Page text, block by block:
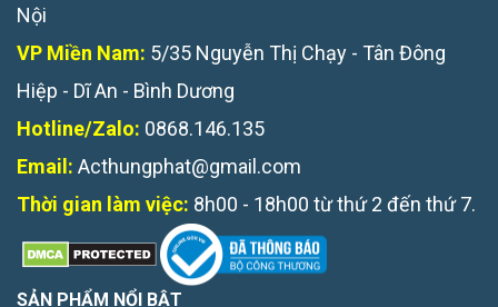
Nội
VP Miền Nam: 5/35 Nguyễn Thị Chạy - Tân Đông
Hiệp - Dĩ An - Bình Dương
Hotline/Zalo: 0868.146.135
Email: Acthungphat@gmail.com
Thời gian làm việc: 8h00 - 18h00 từ thứ 2 đến thứ 7.
SẢN PHẨM NỔI BẬT